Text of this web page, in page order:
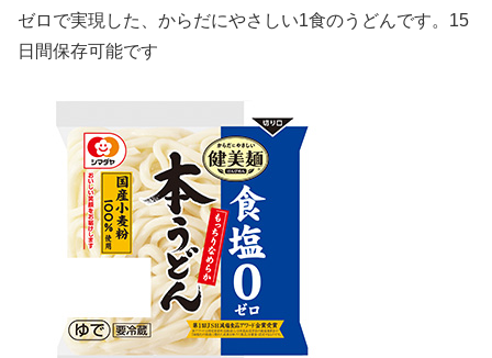
ゼロで実現した、からだにやさしい1食のうどんです。15
日間保存可能です